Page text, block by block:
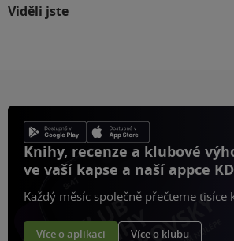
Viděli jste
Knihy, recenze a klubové
ve vaší kapse a naší appce
Každý měsíc společně přečteme tisíce
Více o aplikaci Více o klubu